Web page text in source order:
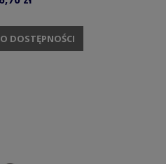
DOSTĘPNOŚCI